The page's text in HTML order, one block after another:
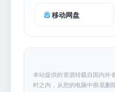
移动网盘
本站提供的资源转载自国内外
时之内，从您的电脑中彻底删